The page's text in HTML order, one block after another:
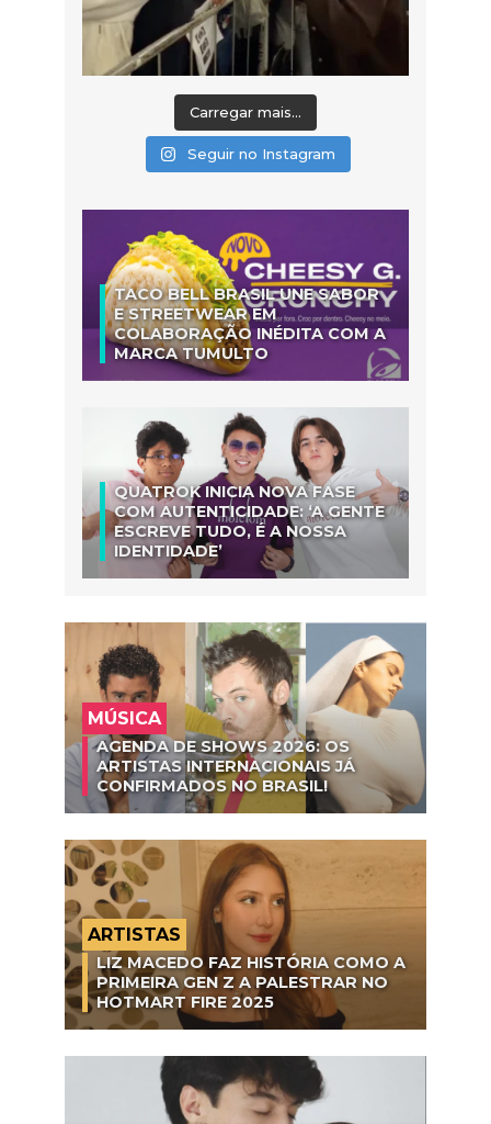
Carregar mais...
Seguir no Instagram
TACO BELL BRASIL UNE SABOR
E STREETWEAR EM
COLABORAÇÃO INÉDITA COM A
MARCA TUMULTO
QUATROK INICIA NOVA FASE
COM AUTENTICIDADE: ‘A GENTE
ESCREVE TUDO, É A NOSSA
IDENTIDADE’
MÚSICA
AGENDA DE SHOWS 2026: OS
ARTISTAS INTERNACIONAIS JÁ
CONFIRMADOS NO BRASIL!
ARTISTAS
LIZ MACEDO FAZ HISTÓRIA COMO A
PRIMEIRA GEN Z A PALESTRAR NO
HOTMART FIRE 2025